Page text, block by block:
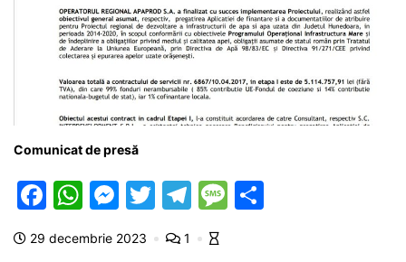
Comunicat de presă
F
a
c
W
h
at
M
e
s
T
w
itt
T
el
e
M
29 decembrie 2023 1